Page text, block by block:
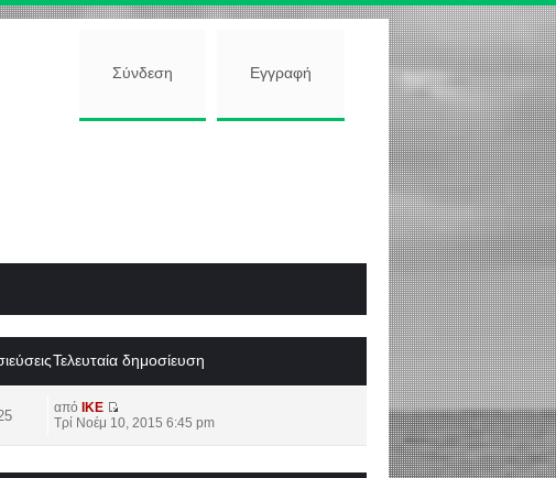
Σύνδεση Εγγραφή
Τελευταία δημοσίευση
από
IKE
Τρί Νοέμ 10, 2015 6:45 pm